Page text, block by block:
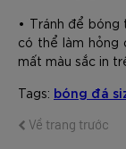
• Tránh để
có thể làm hỏng
mất màu sắc in
Tags: bóng đá
Về trang trước